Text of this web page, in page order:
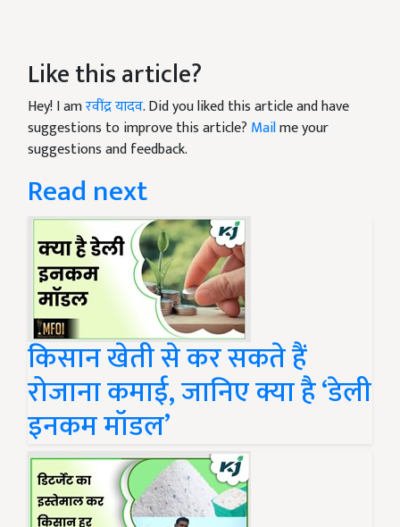
Like this article?
Hey! I amरवींद्र यादव. Did you liked this article and have
suggestions to improve this article? Mailme your
suggestions and feedback.
Read next
किसान खेती से कर सकते हैं
रोजाना कमाई, जानिए क्या है ‘डेली
इनकम मॉडल’